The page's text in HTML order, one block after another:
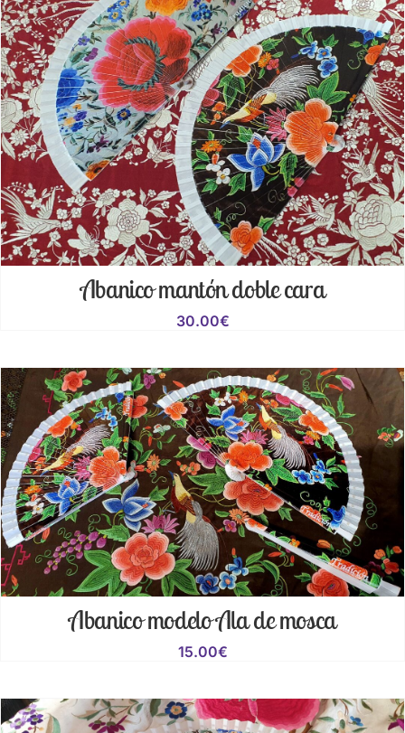
Abanico mantón doble cara
30.00€
Abanico modelo Ala de mosca
15.00€